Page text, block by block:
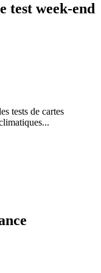
test week-end
tests de cartes